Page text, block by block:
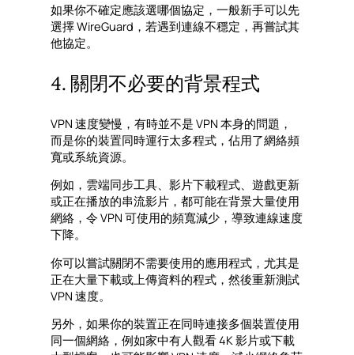
如果你不確定應該選哪個協定，一般新手可以先
選擇 WireGuard，若遇到連線不穩定，再嘗試其
他協定。
4. 關閉不必要的背景程式
VPN 速度變慢，有時並不是 VPN 本身的問題，
而是你的裝置同時運行太多程式，佔用了網絡頻
寬或系統資源。
例如，雲端同步工具、影片下載程式、遊戲更新
或正在播放的串流影片，都可能在背景大量使用
網絡，令 VPN 可使用的頻寬減少，導致連線速度
下降。
你可以嘗試關閉不需要使用的應用程式，尤其是
正在大量下載或上傳資料的程式，然後重新測試
VPN 速度。
另外，如果你的裝置正在同時連接多個裝置使用
同一個網絡，例如家中有人觀看 4K 影片或下載